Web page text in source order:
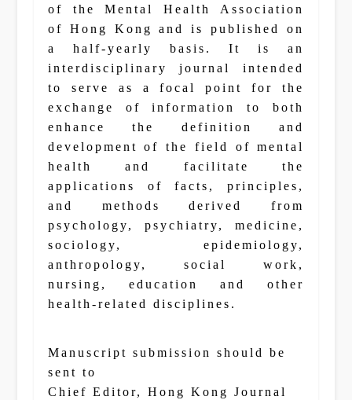
of the Mental Health Association
of Hong Kong and is published on
a half-yearly basis. It is an
interdisciplinary journal intended
to serve as a focal point for the
exchange of information to both
enhance the definition and
development of the field of mental
health and facilitate the
applications of facts, principles,
and methods derived from
psychology, psychiatry, medicine,
sociology, epidemiology,
anthropology, social work,
nursing, education and other
health-related disciplines.
Manuscript submission should be
sent to
Chief Editor, Hong Kong Journal